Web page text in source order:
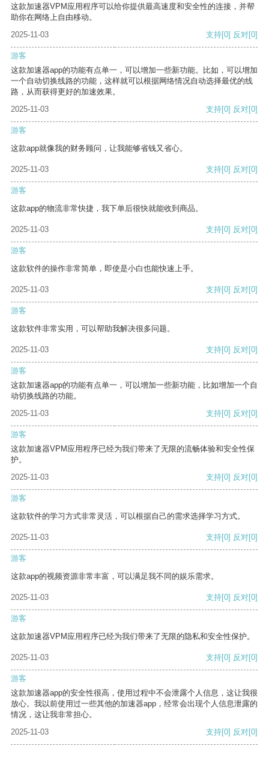
这款加速器VPM应用程序可以给你提供最高速度和安全性的连接，并帮
助你在网络上自由移动。
2025-11-03
支持[0] 反对[0]
游客
这款加速器app的功能有点单一，可以增加一些新功能。比如，可以增加
一个自动切换线路的功能，这样就可以根据网络情况自动选择最优的线
路，从而获得更好的加速效果。
2025-11-03
支持[0] 反对[0]
游客
这款app就像我的财务顾问，让我能够省钱又省心。
2025-11-03 支持[0] 反对[0]
游客
这款app的物流非常快捷，我下单后很快就能收到商品。
2025-11-03 支持[0] 反对[0]
游客
这款软件的操作非常简单，即使是小白也能快速上手。
2025-11-03 支持[0] 反对[0]
游客
这款软件非常实用，可以帮助我解决很多问题。
2025-11-03 支持[0] 反对[0]
游客
这款加速器app的功能有点单一，可以增加一些新功能，比如增加一个自
动切换线路的功能。
2025-11-03
支持[0] 反对[0]
游客
这款加速器VPM应用程序已经为我们带来了无限的流畅体验和安全性保
护。
2025-11-03
支持[0] 反对[0]
游客
这款软件的学习方式非常灵活，可以根据自己的需求选择学习方式。
2025-11-03 支持[0] 反对[0]
游客
这款app的视频资源非常丰富，可以满足我不同的娱乐需求。
2025-11-03 支持[0] 反对[0]
游客
这款加速器VPM应用程序已经为我们带来了无限的隐私和安全性保护。
2025-11-03 支持[0] 反对[0]
游客
这款加速器app的安全性很高，使用过程中不会泄露个人信息，这让我很
放心。我以前使用过一些其他的加速器app，经常会出现个人信息泄露的
情况，这让我非常担心。
2025-11-03
支持[0] 反对[0]